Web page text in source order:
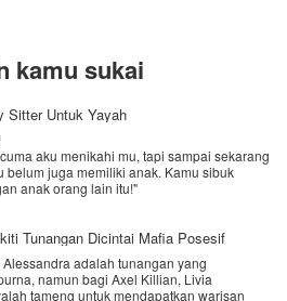
kamu sukai
Sitter Untuk Yayah
aku menikahi mu, tapi sampai sekarang
belum juga memiliki anak. Kamu sibuk
anak orang lain itu!"
Memang mengurus anak orang lain adalah
lagi, Raina mendapatkan cap lima jari
Tunangan Dicintai Mafia Posesif
Alessandra adalah tunangan yang
namun bagi Axel Killian, Livia
tameng untuk mendapatkan warisan